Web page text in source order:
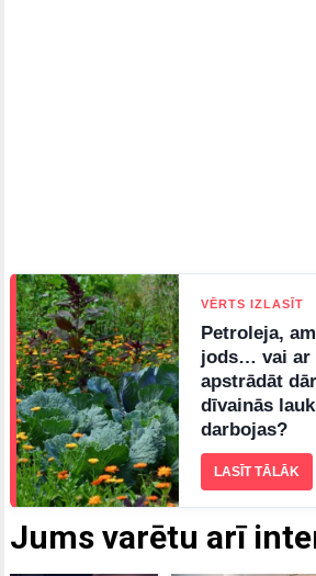
Jums varētu arī
VĒRTS IZLASĪT
Petroleja,
jods… vai ar
apstrādāt
dīvainās
darbojas?
LASĪT TĀLĀK